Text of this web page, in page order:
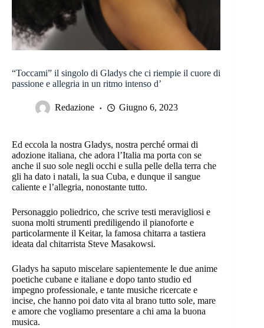
“Toccami” il singolo di Gladys che ci riempie il cuore di
passione e allegria in un ritmo intenso d’
Redazione Giugno 6, 2023
Ed eccola la nostra Gladys, nostra perché ormai di
adozione italiana, che adora l’Italia ma porta con se
anche il suo sole negli occhi e sulla pelle della terra che
gli ha dato i natali, la sua Cuba, e dunque il sangue
caliente e l’allegria, nonostante tutto.
Personaggio poliedrico, che scrive testi meravigliosi e
suona molti strumenti prediligendo il pianoforte e
particolarmente il Keitar, la famosa chitarra a tastiera
ideata dal chitarrista Steve Masakowsi.
Gladys ha saputo miscelare sapientemente le due anime
poetiche cubane e italiane e dopo tanto studio ed
impegno professionale, e tante musiche ricercate e
incise, che hanno poi dato vita al brano tutto sole, mare
e amore che vogliamo presentare a chi ama la buona
musica.